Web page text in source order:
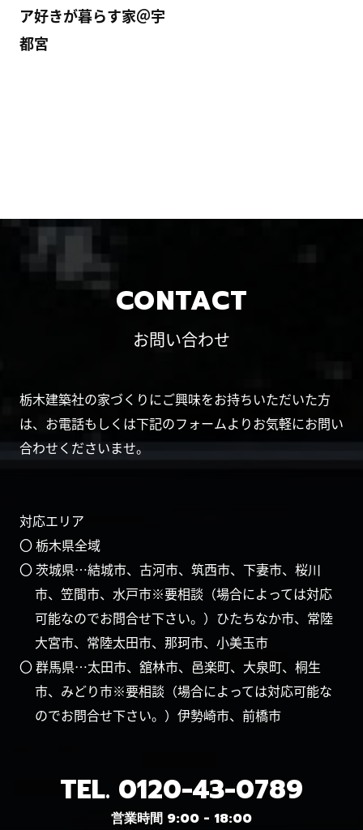
ア好きが暮らす家＠宇
都宮
CONTACT
お問い合わせ
栃木建築社の家づくりにご興味をお持ちいただいた方
は、お電話もしくは下記のフォームよりお気軽にお問い
合わせくださいませ。
対応エリア
〇 栃木県全域
〇 茨城県…結城市、古河市、筑西市、下妻市、桜川
市、笠間市、水戸市※要相談（場合によっては対応
可能なのでお問合せ下さい。）ひたちなか市、常陸
大宮市、常陸太田市、那珂市、小美玉市
〇 群馬県…太田市、舘林市、邑楽町、大泉町、桐生
市、みどり市※要相談（場合によっては対応可能な
のでお問合せ下さい。）伊勢崎市、前橋市
TEL. 0120-43-0789
営業時間 9:00 - 18:00